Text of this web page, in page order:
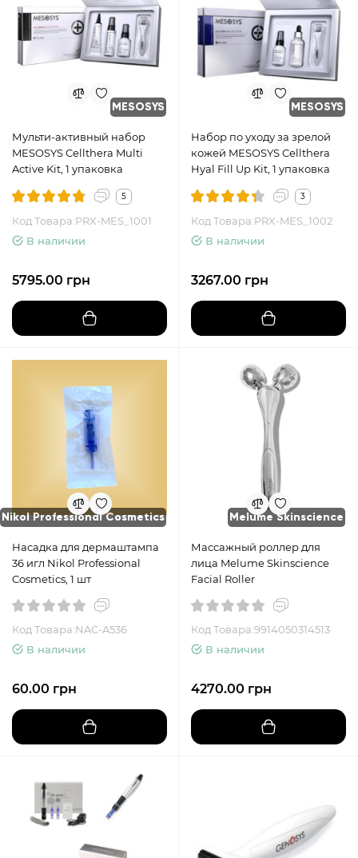
MESOSYS
Мульти-активный набор
MESOSYS Cellthera Multi
Active Kit, 1 упаковка
5
Код Товара:PRX-MES_1001
В наличии
5795.00 грн
MESOSYS
Набор по уходу за зрелой
кожей MESOSYS Cellthera
Hyal Fill Up Kit, 1 упаковка
3
Код Товара:PRX-MES_1002
В наличии
3267.00 грн
Nikol Professional Cosmetics
Насадка для дермаштампа
36 игл Nikol Professional
Cosmetics, 1 шт
Код Товара:NAC-A536
В наличии
60.00 грн
Melume Skinscience
Массажный роллер для
лица Melume Skinscience
Facial Roller
Код Товара:9914050314513
В наличии
4270.00 грн